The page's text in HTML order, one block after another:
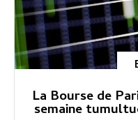
La Bourse de
semaine